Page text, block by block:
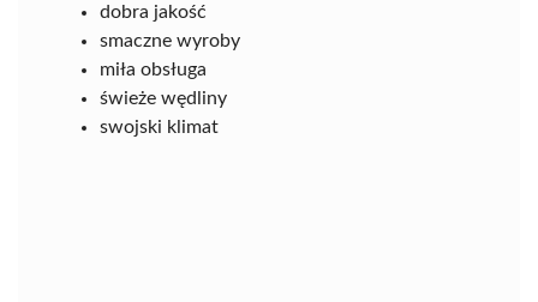
dobra jakość
smaczne wyroby
miła obsługa
świeże wędliny
swojski klimat